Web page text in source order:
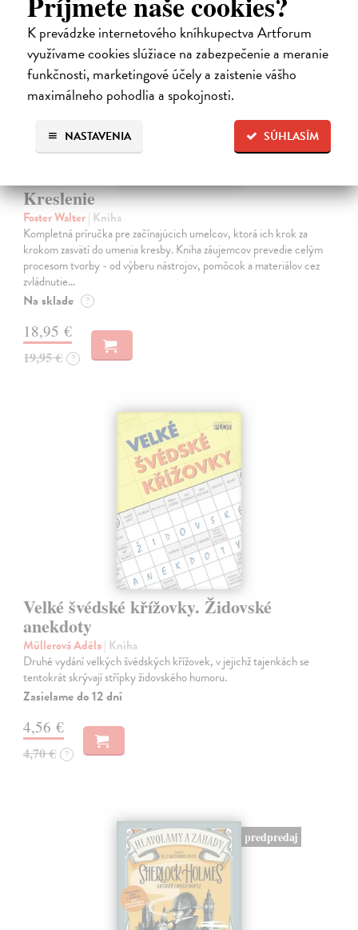
K prevádzke internetového kníhkupectva Artforum
využívame cookies slúžiace na zabezpečenie a meranie
funkčnosti, marketingové účely a zaistenie vášho
maximálneho pohodlia a spokojnosti.
SÚHLASÍM
NASTAVENIA
na sklade
Kreslenie
Foster Walter| Kniha
Kompletná príručka pre začínajúcich umelcov, ktorá ich krok za
krokom zasvätí do umenia kresby. Kniha záujemcov prevedie celým
procesom tvorby - od výberu nástrojov, pomôcok a materiálov cez
zvládnutie…
Na sklade ?
18,95 €
19,95 € ?
Velké švédské křížovky. Židovské
anekdoty
Müllerová Adéla| Kniha
Druhé vydání velkých švédských křížovek, v jejichž tajenkách se
tentokrát skrývají střípky židovského humoru.
Zasielame do 12 dní
4,56 €
4,70 € ?
predpredaj